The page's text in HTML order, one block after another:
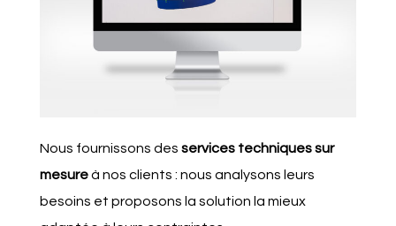
Nous fournissons des services techniques sur
mesureà nos clients : nous analysons leurs
besoins et proposons la solution la mieux